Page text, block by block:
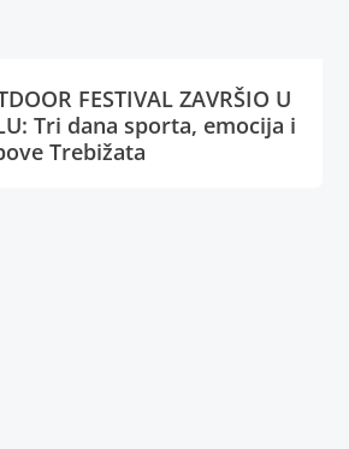
FESTIVAL ZAVRŠIO U
Tri dana sporta, emocija i
Trebižata